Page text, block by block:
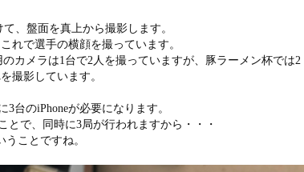
、盤面を真上から撮影します。
れで選手の横顔を撮っています。
カメラは1台で2人を撮っていますが、豚ラーメン杯では2
撮影しています。
3台のiPhoneが必要になります。
とで、同時に3局が行われますから・・・
うことですね。